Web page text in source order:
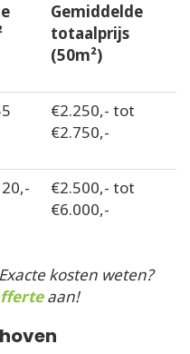
Gemiddelde
totaalprijs
(50m²)
€2.250,- tot
€2.750,-
€2.500,- tot
€6.000,-
kosten weten?
aan!